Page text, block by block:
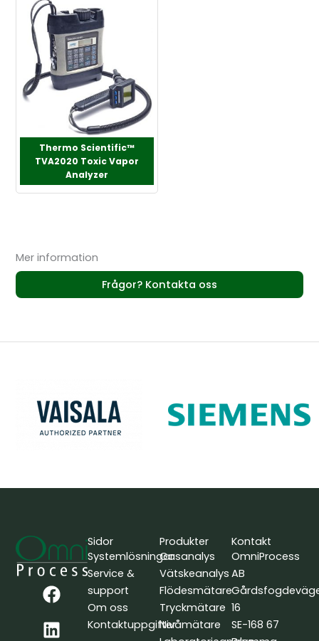
Thermo Scientific™
TVA2020 Toxic Vapor
Analyzer
Mer information
Frågor? Kontakta oss
F
a
c
L
i
n
Y
o
u
Sidor
Systemlösningar
Service &
support
Om oss
Kontaktuppgifter
Produkter
Gasanalys
Vätskeanalys
Flödesmätare
Tryckmätare
Nivåmätare
Kontakt
OmniProcess
AB
16
SE-168 67